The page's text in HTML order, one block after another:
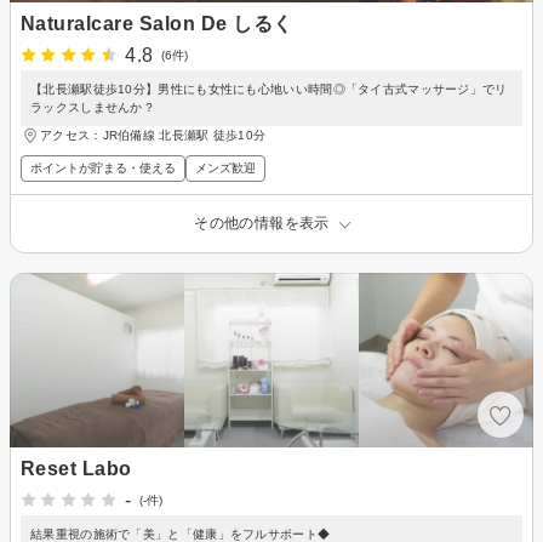
Naturalcare Salon De しるく
4.8
(6件)
【北長瀬駅徒歩10分】男性にも女性にも心地いい時間◎「タイ古式マッサージ」でリ
ラックスしませんか？
アクセス：JR伯備線 北長瀬駅 徒歩10分
ポイントが貯まる・使える メンズ歓迎
その他の情報を表示
Reset Labo
-
(-件)
結果重視の施術で「美」と「健康」をフルサポート◆